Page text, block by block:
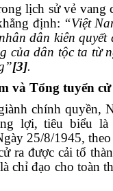
lịch sử vẻ vang
định: “Việt
dân kiên
dân tộc ta từ
[3].
và Tổng tuyển
chính quyền,
lợi, tiêu biểu
25/8/1945,
ra được cải tổ
chỉ đạo cho toàn